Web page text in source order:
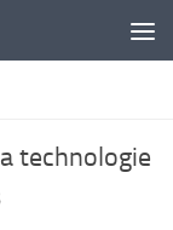
technologie